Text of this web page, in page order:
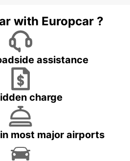
with Europcar ?
assistance
charge
most major airports